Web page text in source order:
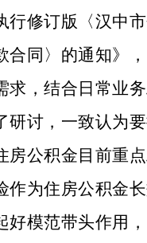
行修订版〈汉中
合同〉的通知》
求，结合日常业
研讨，一致认为
房公积金目前重
作为住房公积金
好模范带头作用